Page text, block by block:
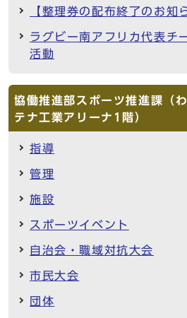
【整理券の配布終了のお知
ラグビー南アフリカ代表チ
活動
協働推進部スポーツ推進課（
テナ工業アリーナ1階）
指導
管理
施設
スポーツイベント
自治会・職域対抗大会
市民大会
団体